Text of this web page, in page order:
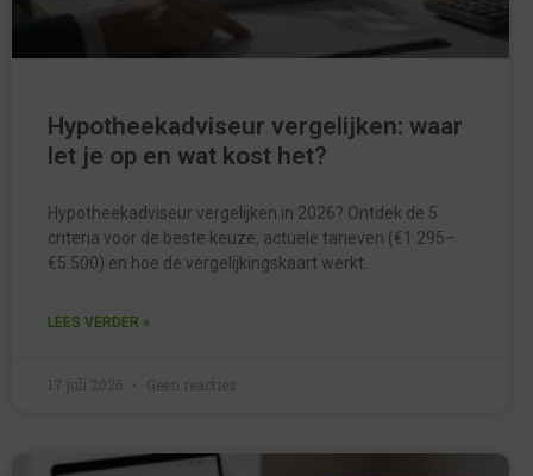
Hypotheekadviseur vergelijken: waar
let je op en wat kost het?
Hypotheekadviseur vergelijken in 2026? Ontdek de 5
criteria voor de beste keuze, actuele tarieven (€1.295–
€5.500) en hoe de vergelijkingskaart werkt.
LEES VERDER »
17 juli 2026 Geen reacties